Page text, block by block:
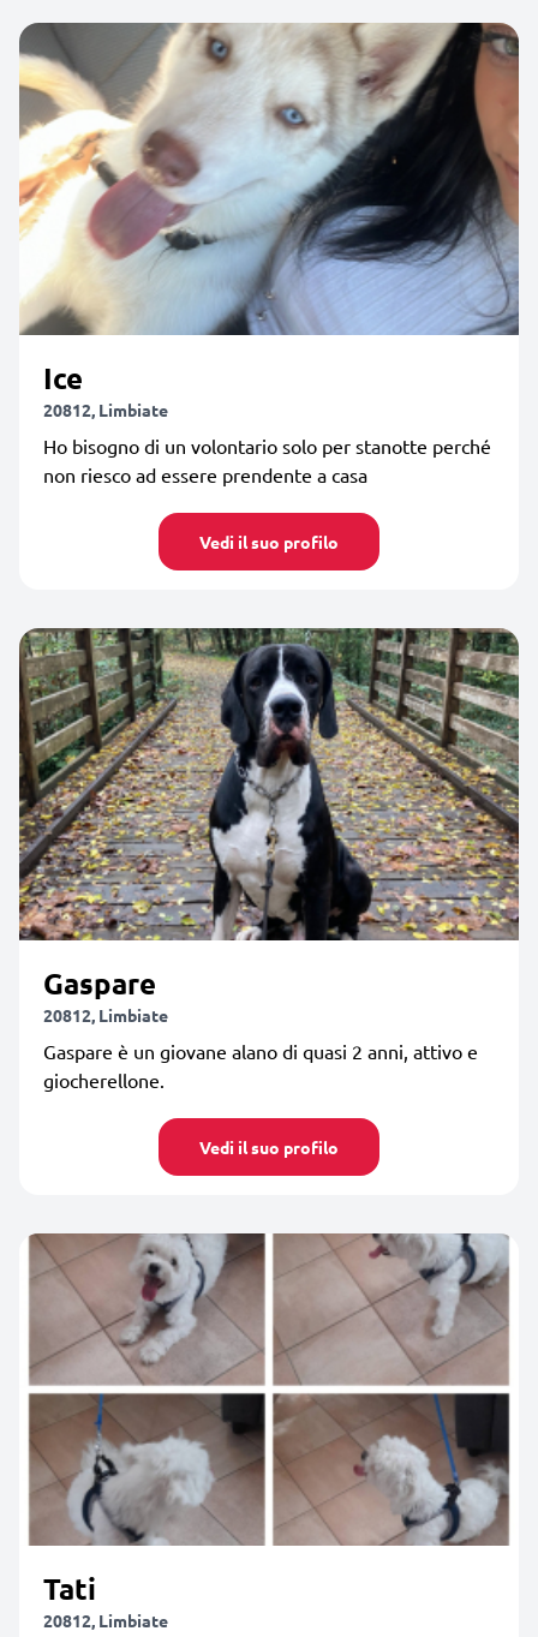
Ice
20812, Limbiate
Ho bisogno di un volontario solo per stanotte perché
non riesco ad essere prendente a casa
Vedi il suo profilo
Gaspare
20812, Limbiate
Gaspare è un giovane alano di quasi 2 anni, attivo e
giocherellone.
Vedi il suo profilo
Tati
20812, Limbiate